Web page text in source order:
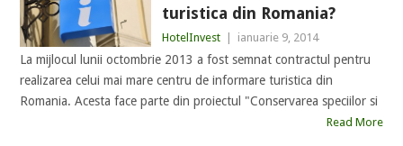
turistica din Romania?
HotelInvest ianuarie 9, 2014
La mijlocul lunii octombrie 2013 a fost semnat contractul pentru
realizarea celui mai mare centru de informare turistica din
Romania. Acesta face parte din proiectul "Conservarea speciilor si
Read More